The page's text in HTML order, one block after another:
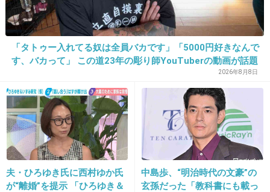
+56 -2
19. 匿名 2022/09/11(日) 23:06:49
お高いけど、お風呂中にローズの匂いが広がってすごく贅
沢な気持ちになる
+9 -1
20. 匿名2022/09/11(日) 23:07:39
「タトゥー入れてる奴は全員バカです」「5000円好きなんで
す、バカって」 この道23年の彫り師YouTuberの動画が話題
2026年8月8日
夫・ひろゆき氏に西村ゆか氏
が“離婚”を提示 「ひろゆき＆
中島歩、“明治時代の文豪”の
玄孫だった「教科書にも載っ